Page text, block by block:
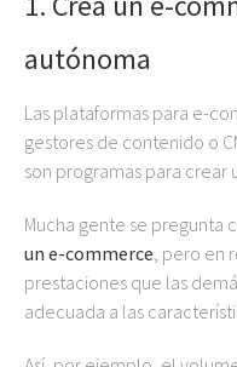
autónoma
Las plataformas para e-
gestores de contenido o
son programas para
Mucha gente se pregunta
un e-commerce, pero en
prestaciones que las
adecuada a las